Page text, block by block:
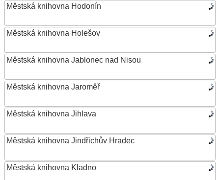
Městská knihovna Hodonín
Městská knihovna Holešov
Městská knihovna Jablonec nad Nisou
Městská knihovna Jaroměř
Městská knihovna Jihlava
Městská knihovna Jindřichův Hradec
Městská knihovna Kladno